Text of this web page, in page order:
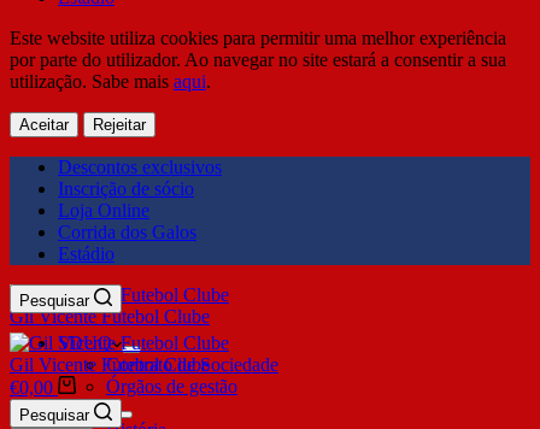
Este website utiliza cookies para permitir uma melhor experiência
por parte do utilizador. Ao navegar no site estará a consentir a sua
utilização. Sabe mais aqui.
Aceitar Rejeitar
Descontos exclusivos
Inscrição de sócio
Loja Online
Corrida dos Galos
Estádio
Gil Vicente Futebol Clube
Pesquisar
SDUQ
Contrato de Sociedade
Órgãos de gestão
Clube
Gil Vicente Futebol Clube
€0,00
Pesquisar